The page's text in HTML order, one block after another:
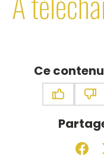
Ce